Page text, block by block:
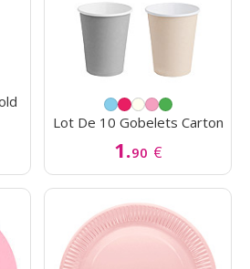
Lot De 10 Gobelets Carton
1.90 €